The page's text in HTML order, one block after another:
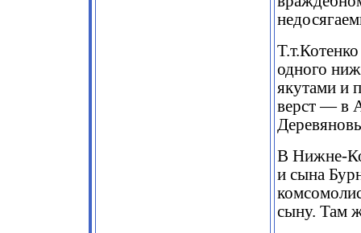
одного
якутами и
верст — в
В Нижне-
и сына
сыну. Там